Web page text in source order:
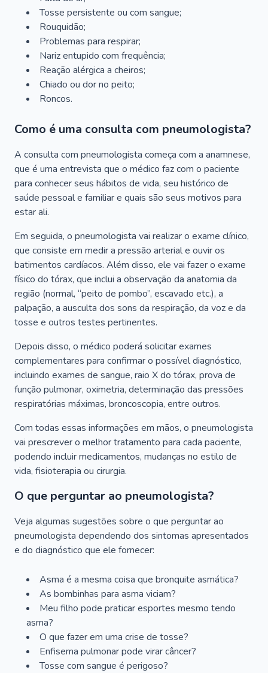
Tosse persistente ou com sangue;
Rouquidão;
Problemas para respirar;
Nariz entupido com frequência;
Reação alérgica a cheiros;
Chiado ou dor no peito;
Roncos.
Como é uma consulta com pneumologista?
A consulta com pneumologista começa com a anamnese,
que é uma entrevista que o médico faz com o paciente
para conhecer seus hábitos de vida, seu histórico de
saúde pessoal e familiar e quais são seus motivos para
estar ali.
Em seguida, o pneumologista vai realizar o exame clínico,
que consiste em medir a pressão arterial e ouvir os
batimentos cardíacos. Além disso, ele vai fazer o exame
físico do tórax, que inclui a observação da anatomia da
região (normal, “peito de pombo”, escavado etc.), a
palpação, a ausculta dos sons da respiração, da voz e da
tosse e outros testes pertinentes.
Depois disso, o médico poderá solicitar exames
complementares para confirmar o possível diagnóstico,
incluindo exames de sangue, raio X do tórax, prova de
função pulmonar, oximetria, determinação das pressões
respiratórias máximas, broncoscopia, entre outros.
Com todas essas informações em mãos, o pneumologista
vai prescrever o melhor tratamento para cada paciente,
podendo incluir medicamentos, mudanças no estilo de
vida, fisioterapia ou cirurgia.
O que perguntar ao pneumologista?
Veja algumas sugestões sobre o que perguntar ao
pneumologista dependendo dos sintomas apresentados
e do diagnóstico que ele fornecer:
Asma é a mesma coisa que bronquite asmática?
As bombinhas para asma viciam?
Meu filho pode praticar esportes mesmo tendo
asma?
O que fazer em uma crise de tosse?
Enfisema pulmonar pode virar câncer?
Tosse com sangue é perigoso?